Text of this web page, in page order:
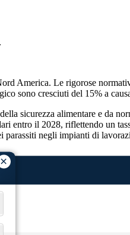
×
America. Le rigorose
sono cresciuti del 15% a
sicurezza alimentare e da
entro il 2028, riflettendo un
parassiti negli impianti di